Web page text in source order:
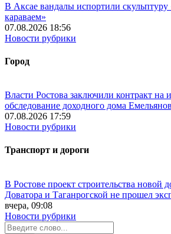
В Аксае вандалы испортили
караваем»
07.08.2026 18:56
Новости рубрики
Город
Власти Ростова заключили контракт на
обследование доходного дома
07.08.2026 17:59
Новости рубрики
Транспорт и дороги
В Ростове проект строительства новой
Доватора и Таганрогской не прошел
вчера, 09:08
Новости рубрики